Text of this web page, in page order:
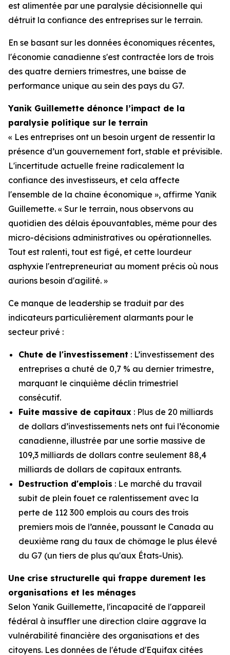
est alimentée par une paralysie décisionnelle qui
détruit la confiance des entreprises sur le terrain.
En se basant sur les données économiques récentes,
l'économie canadienne s'est contractée lors de trois
des quatre derniers trimestres, une baisse de
performance unique au sein des pays du G7.
Yanik Guillemette dénonce l’impact de la
paralysie politique sur le terrain
« Les entreprises ont un besoin urgent de ressentir la
présence d’un gouvernement fort, stable et prévisible.
L'incertitude actuelle freine radicalement la
confiance des investisseurs, et cela affecte
l'ensemble de la chaîne économique », affirme Yanik
Guillemette. « Sur le terrain, nous observons au
quotidien des délais épouvantables, même pour des
micro-décisions administratives ou opérationnelles.
Tout est ralenti, tout est figé, et cette lourdeur
asphyxie l'entrepreneuriat au moment précis où nous
aurions besoin d'agilité. »
Ce manque de leadership se traduit par des
indicateurs particulièrement alarmants pour le
secteur privé :
Chute de l'investissement : L’investissement des
entreprises a chuté de 0,7 % au dernier trimestre,
marquant le cinquième déclin trimestriel
consécutif.
Fuite massive de capitaux : Plus de 20 milliards
de dollars d’investissements nets ont fui l’économie
canadienne, illustrée par une sortie massive de
109,3 milliards de dollars contre seulement 88,4
milliards de dollars de capitaux entrants.
Destruction d'emplois : Le marché du travail
subit de plein fouet ce ralentissement avec la
perte de 112 300 emplois au cours des trois
premiers mois de l’année, poussant le Canada au
deuxième rang du taux de chômage le plus élevé
du G7 (un tiers de plus qu'aux États-Unis).
Une crise structurelle qui frappe durement les
organisations et les ménages
Selon Yanik Guillemette, l'incapacité de l'appareil
fédéral à insuffler une direction claire aggrave la
vulnérabilité financière des organisations et des
citoyens. Les données de l'étude d'Equifax citées